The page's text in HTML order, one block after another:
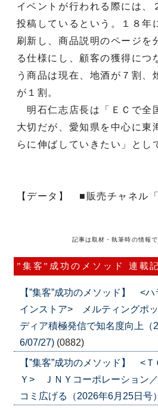
イベントが行われる際には、
投稿しているという。１８年
刷新し、商品説明のページを
る仕様にし、顧客の獲得につ
う商品は現在、地酒が７割、
が１割。
明石仁志店長は「ＥＣで全
大切だが、愛知県を中心に東
らに伸ばしていきたい」とし
【データ】 ■販売チャネル「
記事は取材・執筆時の情報
”集客”成功のメソッド 連載
【”集客”成功のメソッド】 <
インストア> メルティングポ
ディア積極発信で知名度向上（
6/07/27) (0882)
【”集客”成功のメソッド】 <
Ｙ> ＪＮＹコーポレーション
コミ広げる（2026年6月25日号